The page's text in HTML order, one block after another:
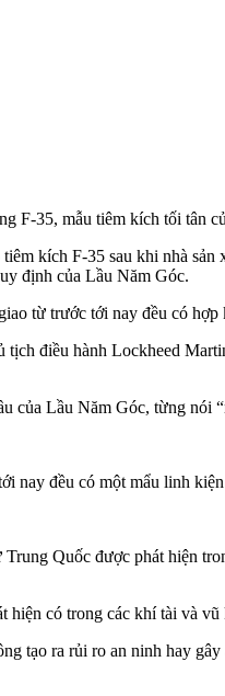
F-35, mẫu tiêm kích tối tân
kích F-35 sau khi nhà
định của Lầu Năm Góc.
từ trước tới nay đều có
tịch điều hành Lockheed
của Lầu Năm Góc, từng nói
nay đều có một mẩu linh
Quốc được phát hiện
hiện có trong các khí tài và
tạo ra rủi ro an ninh hay